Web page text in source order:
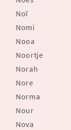
Noï
Nomi
Nooa
Noortje
Norah
Nore
Norma
Nour
Nova